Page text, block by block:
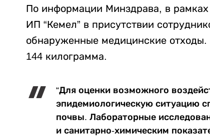
По информации Минздрава, в
ИП “Кемел” в присутствии
обнаруженные медицинские
144 килограмма.
“Для оценки возможного
эпидемиологическую ситуацию
почвы. Лабораторные
и санитарно-химическим